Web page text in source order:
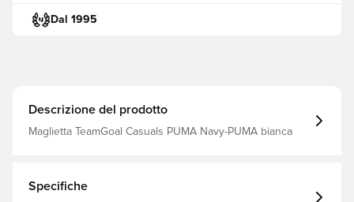
Dal 1995
Descrizione del prodotto
Maglietta TeamGoal Casuals PUMA Navy-PUMA bianca
Specifiche